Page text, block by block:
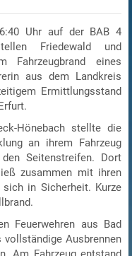
Uhr auf der BAB 4
Friedewald und
Fahrzeugbrand eines
aus dem Landkreis
Ermittlungsstand
Hönebach stellte die
an ihrem Fahrzeug
Seitenstreifen. Dort
zusammen mit ihren
in Sicherheit. Kurze
Feuerwehren aus Bad
Ausbrennen